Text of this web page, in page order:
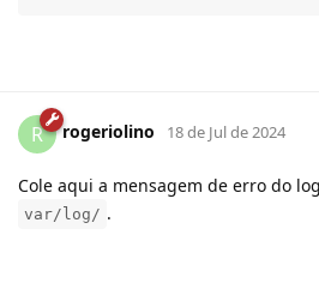
R rogeriolino 18 de Jul de 2024
Cole aqui a mensagem de erro do
var/log/ .